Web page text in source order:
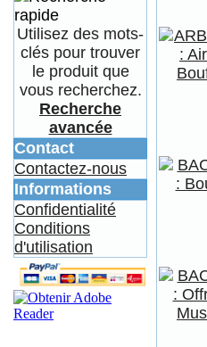
Utilisez des mots-
clés pour trouver
le produit que
vous recherchez.
Recherche
avancée
Contact
Contactez-nous
Informations
Confidentialité
Conditions
d'utilisation